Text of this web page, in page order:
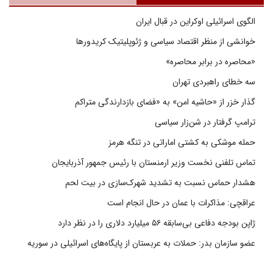
الگوی اسرائیلی اوکراین در قبال ایران
خوانشی از منظر اقتصاد سیاسی و ژئوپلیتیک کریدورها
«محاصره در برابر محاصره»
سه خطای راهبردی تهران
گذار خزر از «حاشیه امن» به «فضای بازدارندگی متراکم
ترامپ گرفتار در شن‌زار سیاسی
حمله موشکی به کشتی اماراتی در تنگه هرمز
تماس تلفنی نخست وزیر ارمنستان با رئیس جمهور آذربایجان
هشدار حماس نسبت به تشدید شهرک‌سازی در بیت‌ لحم
عراقچی: مذاکرات با عمان در حال انجام است
ژاپن بودجه دفاعی بی‌سابقه ۵۶ میلیارد دلاری را در نظر دارد
عضو سازمان بدر: حملات به عربستان از پایگاه‌های اسرائیلی در سوریه